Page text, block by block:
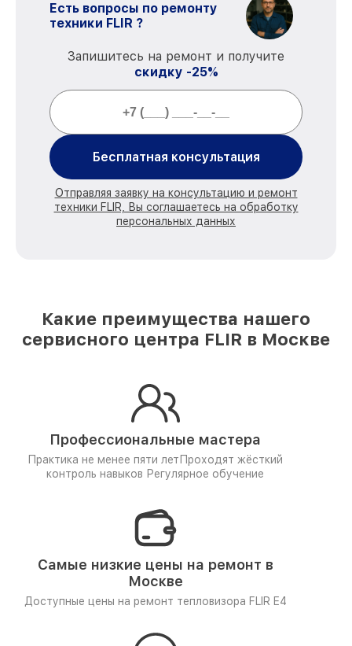
Есть вопросы по ремонту
техники FLIR ?
Запишитесь на ремонт и получите
скидку -25%
Бесплатная консультация
Отправляя заявку на консультацию и ремонт
техники FLIR, Вы соглашаетесь на обработку
персональных данных
Какие преимущества нашего
сервисного центра FLIR в Москве
Профессиональные мастера
Практика не менее пяти лет Проходят жёсткий
контроль навыков Регулярное обучение
Самые низкие цены на ремонт в
Москве
Доступные цены на ремонт тепловизора FLIR E4